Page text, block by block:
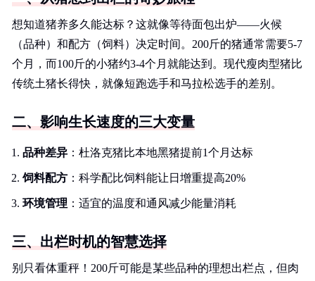
想知道猪养多久能达标？这就像等待面包出炉——火候
（品种）和配方（饲料）决定时间。200斤的猪通常需要5-7
个月，而100斤的小猪约3-4个月就能达到。现代瘦肉型猪比
传统土猪长得快，就像短跑选手和马拉松选手的差别。
二、影响生长速度的三大变量
品种差异 ：杜洛克猪比本地黑猪提前1个月达标
饲料配方 ：科学配比饲料能让日增重提高20%
环境管理 ：适宜的温度和通风减少能量消耗
三、出栏时机的智慧选择
别只看体重秤！200斤可能是某些品种的理想出栏点，但肉